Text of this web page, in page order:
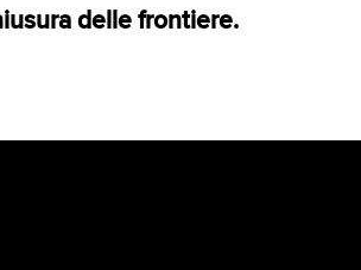
delle frontiere.